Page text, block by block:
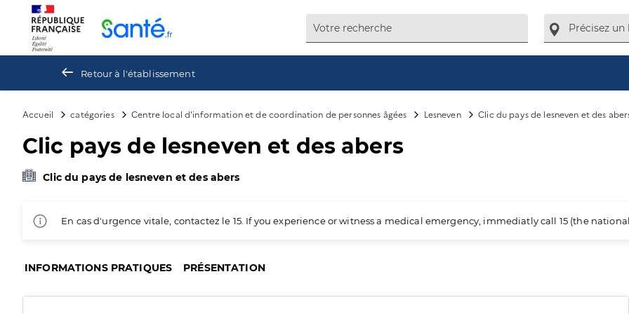
Retour à l'établissement
Accueil catégories Centre local d'information et de coordination de personnes âgées Lesneven Clic du pays de lesneven et des
Clic pays de lesneven et des abers
Clic du pays de lesneven et des abers
En cas d'urgence vitale, contactez le 15. If you experience or witness a medical emergency, immediatly call 15 (the
INFORMATIONS PRATIQUES PRÉSENTATION
Panneau de gestion des cookies